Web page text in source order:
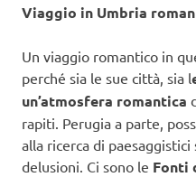
Viaggio in Umbria
Un viaggio romantico in
perché sia le sue città, sia l
un’atmosfera romantica
rapiti. Perugia a parte,
alla ricerca di
delusioni. Ci sono le Fonti